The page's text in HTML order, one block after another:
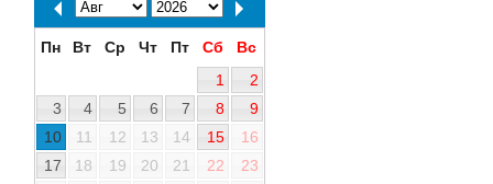
Пн Вт Ср Чт Пт Сб
Вс
1
2
3
4 5 6 7 8
9
10
11 12 13 14 15
16
17
18 19 20 21 22
23